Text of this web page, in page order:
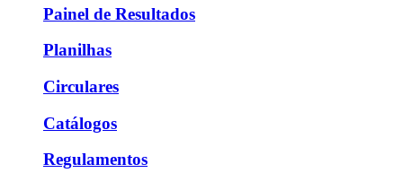
Painel de Resultados
Planilhas
Circulares
Catálogos
Regulamentos